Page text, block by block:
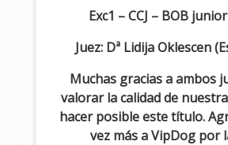
Exc1 – CCJ – BOB
Juez: Dª Lidija Oklescen
Muchas gracias a ambos
valorar la calidad de n
hacer posible este título.
vez más a VipDog por